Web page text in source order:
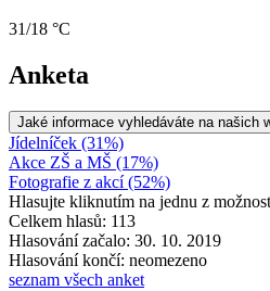
31/18 °C
Anketa
Jaké informace vyhledáváte na našich
Jídelníček (31%)
Akce ZŠ a MŠ (17%)
Fotografie z akcí (52%)
Hlasujte kliknutím na jednu z
Celkem hlasů: 113
Hlasování začalo: 30. 10. 2019
Hlasování končí: neomezeno
seznam všech anket